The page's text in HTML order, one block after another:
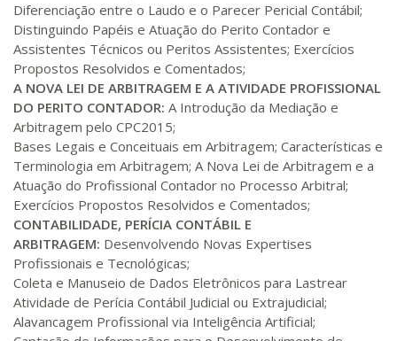
Diferenciação entre o Laudo e o Parecer Pericial Contábil;
Distinguindo Papéis e Atuação do Perito Contador e
Assistentes Técnicos ou Peritos Assistentes; Exercícios
Propostos Resolvidos e Comentados;
A NOVA LEI DE ARBITRAGEM E A ATIVIDADE PROFISSIONAL
DO PERITO CONTADOR: A Introdução da Mediação e
Arbitragem pelo CPC2015;
Bases Legais e Conceituais em Arbitragem; Características e
Terminologia em Arbitragem; A Nova Lei de Arbitragem e a
Atuação do Profissional Contador no Processo Arbitral;
Exercícios Propostos Resolvidos e Comentados;
CONTABILIDADE, PERÍCIA CONTÁBIL E
ARBITRAGEM: Desenvolvendo Novas Expertises
Profissionais e Tecnológicas;
Coleta e Manuseio de Dados Eletrônicos para Lastrear
Atividade de Perícia Contábil Judicial ou Extrajudicial;
Alavancagem Profissional via Inteligência Artificial;